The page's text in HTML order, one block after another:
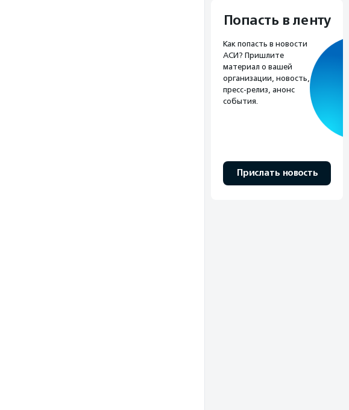
Попасть в ленту
Как попасть в новости
АСИ? Пришлите
материал о вашей
организации, новость,
пресс-релиз, анонс
события.
Прислать новость